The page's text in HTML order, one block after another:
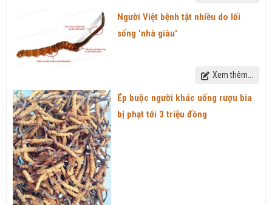
Người Việt bệnh tật nhiều do lối
sống 'nhà giàu'
Xem thêm...
Ép buộc người khác uống rượu bia
bị phạt tới 3 triệu đồng